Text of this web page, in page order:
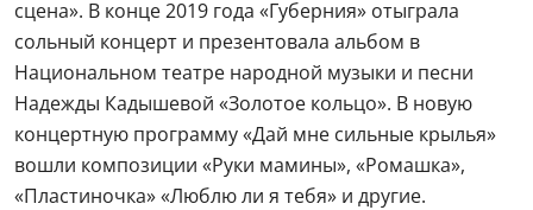
сцена». В конце 2019 года «Губерния» отыграла
сольный концерт и презентовала альбом в
Национальном театре народной музыки и песни
Надежды Кадышевой «Золотое кольцо». В новую
концертную программу «Дай мне сильные крылья»
вошли композиции «Руки мамины», «Ромашка»,
«Пластиночка» «Люблю ли я тебя» и другие.